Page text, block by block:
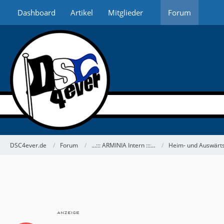
Dashboard Artikel Mitglieder Forum
DSC4ever.de Forum ...::: ARMINIA Intern :::... Heim- und